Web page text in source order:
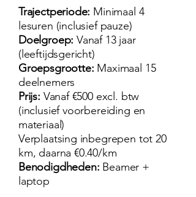
Trajectperiode: Minimaal 4
lesuren (inclusief pauze)
Doelgroep: Vanaf 13 jaar
(leeftijdsgericht)
Groepsgrootte: Maximaal 15
deelnemers
Prijs: Vanaf €500 excl. btw
(inclusief voorbereiding en
materiaal)
Verplaatsing inbegrepen tot 20
km, daarna €0.40/km
Benodigdheden: Beamer +
laptop